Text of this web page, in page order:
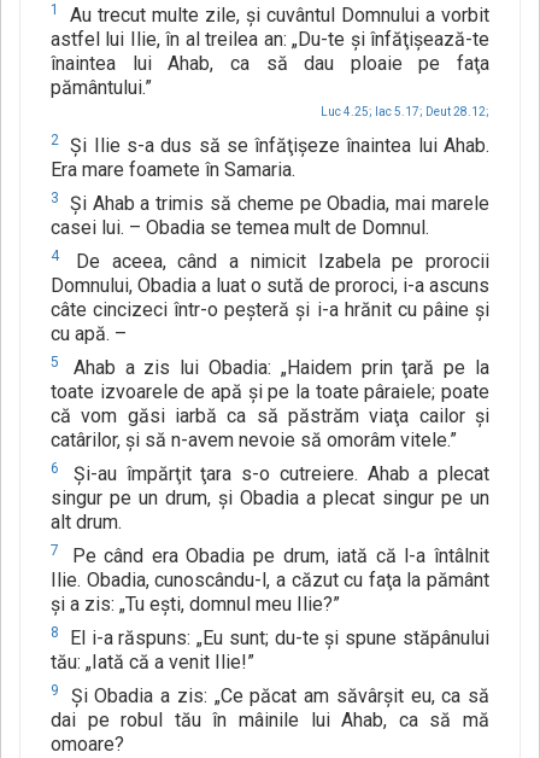
1
Au trecut multe zile, şi cuvântul Domnului a vorbit
astfel lui Ilie, în al treilea an: „Du-te şi înfăţişează-te
înaintea lui Ahab, ca să dau ploaie pe faţa
pământului.”
Luc 4.25; Iac 5.17; Deut 28.12;
2
Şi Ilie s-a dus să se înfăţişeze înaintea lui Ahab.
Era mare foamete în Samaria.
3
Şi Ahab a trimis să cheme pe Obadia, mai marele
casei lui. – Obadia se temea mult de Domnul.
4
De aceea, când a nimicit Izabela pe prorocii
Domnului, Obadia a luat o sută de proroci, i-a ascuns
câte cincizeci într-o peşteră şi i-a hrănit cu pâine şi
cu apă. –
5
Ahab a zis lui Obadia: „Haidem prin ţară pe la
toate izvoarele de apă şi pe la toate pâraiele; poate
că vom găsi iarbă ca să păstrăm viaţa cailor şi
catârilor, şi să n-avem nevoie să omorâm vitele.”
6
Şi-au împărţit ţara s-o cutreiere. Ahab a plecat
singur pe un drum, şi Obadia a plecat singur pe un
alt drum.
7
Pe când era Obadia pe drum, iată că l-a întâlnit
Ilie. Obadia, cunoscându-l, a căzut cu faţa la pământ
şi a zis: „Tu eşti, domnul meu Ilie?”
8
El i-a răspuns: „Eu sunt; du-te şi spune stăpânului
tău: „Iată că a venit Ilie!”
9
Şi Obadia a zis: „Ce păcat am săvârşit eu, ca să
dai pe robul tău în mâinile lui Ahab, ca să mă
omoare?